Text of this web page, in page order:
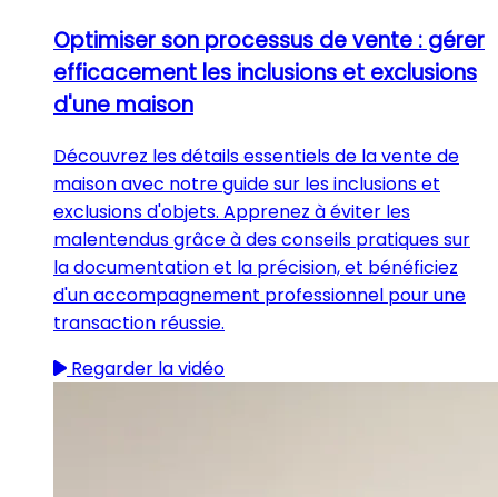
Optimiser son processus de vente : gérer
efficacement les inclusions et exclusions
d'une maison
Découvrez les détails essentiels de la vente de
maison avec notre guide sur les inclusions et
exclusions d'objets. Apprenez à éviter les
malentendus grâce à des conseils pratiques sur
la documentation et la précision, et bénéficiez
d'un accompagnement professionnel pour une
transaction réussie.
Regarder la vidéo